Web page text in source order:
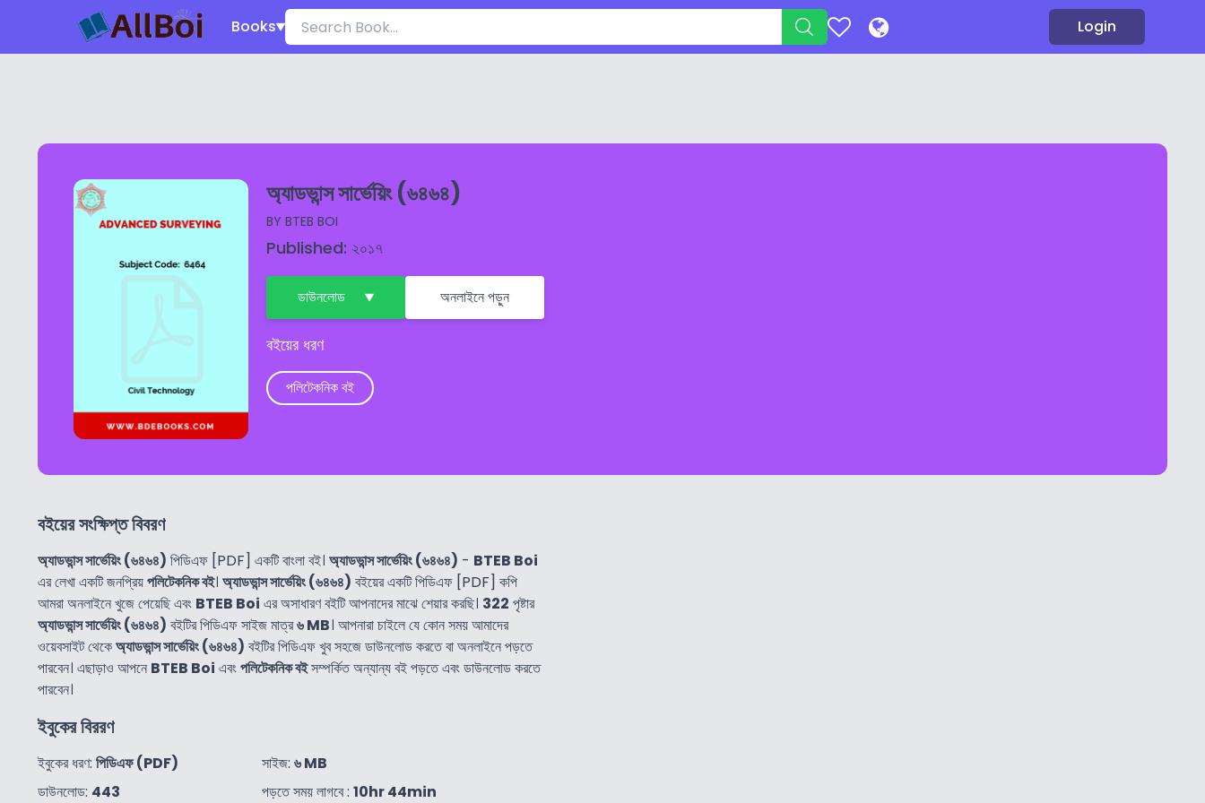
Books Login
অ্যাডভান্স সার্ভেয়িং (৬৪৬৪)
BY BTEB BOI
Published: ২০১৭
ডাউনলোড অনলাইনে পড়ুন
বইয়ের ধরণ
পলিটেকনিক বই
বইয়ের সংক্ষিপ্ত বিবরণ
অ্যাডভান্স সার্ভেয়িং (৬৪৬৪) পিডিএফ [PDF] একটি বাংলা বই। অ্যাডভান্স সার্ভেয়িং (৬৪৬৪) - BTEB Boi
এর লেখা একটি জনপ্রিয়পলিটেকনিক বই। অ্যাডভান্স সার্ভেয়িং (৬৪৬৪) বইয়ের একটি পিডিএফ [PDF] কপি
আমরা অনলাইনে খুজে পেয়েছি এবং BTEB Boi এর অসাধারণ বইটি আপনাদের মাঝে শেয়ার করছি। 322 পৃষ্টার
অ্যাডভান্স সার্ভেয়িং (৬৪৬৪) বইটির পিডিএফ সাইজ মাত্র৬ MB। আপনারা চাইলে যে কোন সময় আমাদের
ওয়েবসাইট থেকেঅ্যাডভান্স সার্ভেয়িং (৬৪৬৪) বইটির পিডিএফ খুব সহজে ডাউনলোড করতে বা অনলাইনে পড়তে
পারবেন। এছাড়াও আপনে BTEB Boi এবংপলিটেকনিক বইসম্পর্কিত অন্যান্য বই পড়তে এবং ডাউনলোড করতে
পারবেন।
ইবুকের বিররণ
ইবুকের ধরণ: পিডিএফ (PDF)
ডাউনলোড: 443
সাইজ: ৬ MB
পড়তে সময় লাগবে : 10hr 44min